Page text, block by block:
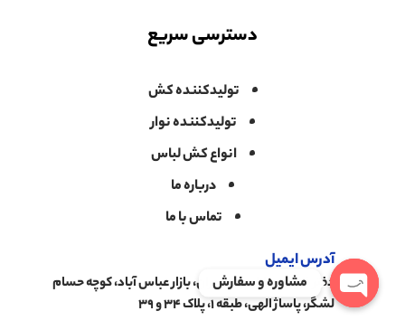
دسترسی سریع
تولیدکننده کش
تولیدکننده نوار
انواع کش لباس
درباره ما
تماس با ما
آدرس ایمیل
دفتر فروش: بازار بزرگ تهران، بازار عباس آباد، کوچه حسام
لشگر، پاساژ الهی، طبقه ۱، پلاک ۳۴ و ۳۹
مشاوره و سفارش
Open chaty